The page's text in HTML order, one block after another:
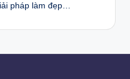
pháp làm đẹp…